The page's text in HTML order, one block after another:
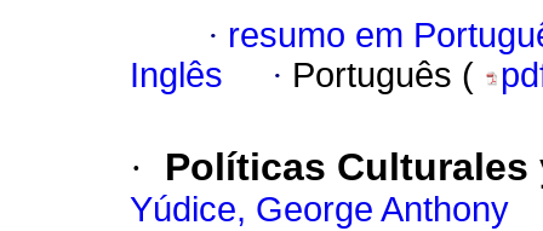
· resumo em
Inglês
· Português (
· Políticas Culturales
Yúdice, George Anthony